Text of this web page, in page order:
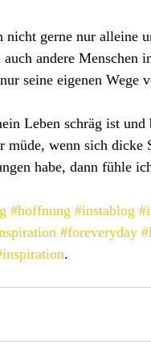
nicht gerne nur
auch andere
seine eigenen Wege
Leben schräg ist
müde, wenn sich
habe, dann fühle
#hoffnung #instablog
#foreveryday
.